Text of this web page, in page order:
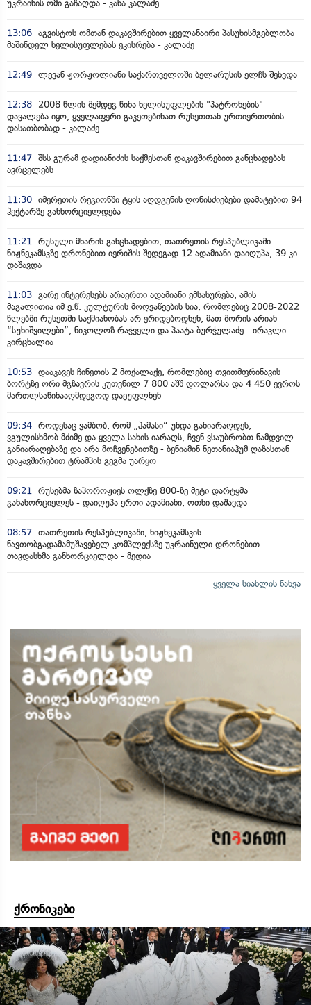
უკრაინის ომი გაჩაღდა - კახა კალაძე
13:06 აგვისტოს ომთან დაკავშირებით ყველანაირი პასუხისმგებლობა
მაშინდელ ხელისუფლებას ეკისრება - კალაძე
12:49 ლევან ჟორჟოლიანი საქართველოში ბელარუსის ელჩს შეხვდა
12:38
2008 წლის შემდეგ წინა ხელისუფლების "პატრონების"
დავალება იყო, ყველაფერი გაკეთებინათ რუსეთთან ურთიერთობის
დასათბობად - კალაძე
11:47 შსს გურამ დადიანიძის საქმესთან დაკავშირებით განცხადებას
ავრცელებს
11:30 იმერეთის რეგიონში ტყის აღდგენის ღონისძიებები დამატებით 94
ჰექტარზე განხორციელდება
11:21
რუსული მხარის განცხადებით, თათრეთის რესპუბლიკაში
ნიჟნეკამსკზე დრონებით იერიშის შედეგად 12 ადამიანი დაიღუპა, 39 კი
დაშავდა
11:03 გარე ინტერესებს არაერთი ადამიანი ემსახურება, ამის
მაგალითია იმ ე.წ. კულტურის მოღვაწეების სია, რომლებიც 2008-2022
წლებში რუსეთში საქმიანობას არ ერიდებოდნენ, მათ შორის არიან
“სუხიშვილები”, ნიკოლოზ რაჭველი და პაატა ბურჭულაძე - ირაკლი
კირცხალია
10:53 დააკავეს ჩინეთის 2 მოქალაქე, რომლებიც თვითმფრინავის
ბორტზე ორი მგზავრის კუთვნილ 7 800 აშშ დოლარსა და 4 450 ევროს
მართლსაწინააღმდეგოდ დაეუფლნენ
09:34 როდესაც ვამბობ, რომ „ჰამასი“ უნდა განიარაღდეს,
ვგულისხმობ მძიმე და ყველა სახის იარაღს, ჩვენ ვსაუბრობთ ნამდვილ
განიარაღებაზე და არა მოჩვენებითზე - ბენიამინ ნეთანიაჰუმ ღაზასთან
დაკავშირებით ტრამპის გეგმა უარყო
09:21
რუსებმა ზაპოროჟიეს ოლქზე 800-ზე მეტი დარტყმა
განახორციელეს - დაიღუპა ერთი ადამიანი, ოთხი დაშავდა
08:57 თათრეთის რესპუბლიკაში, ნიჟნეკამსკის
ნავთობგადამამუშავებელ კომპლექსზე უკრაინული დრონებით
თავდასხმა განხორციელდა - მედია
ყველა სიახლის ნახვა
ქრონიკები